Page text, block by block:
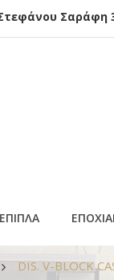
Σαράφη
ΕΠΙΠΛΑ
DIS. V-BLOCK